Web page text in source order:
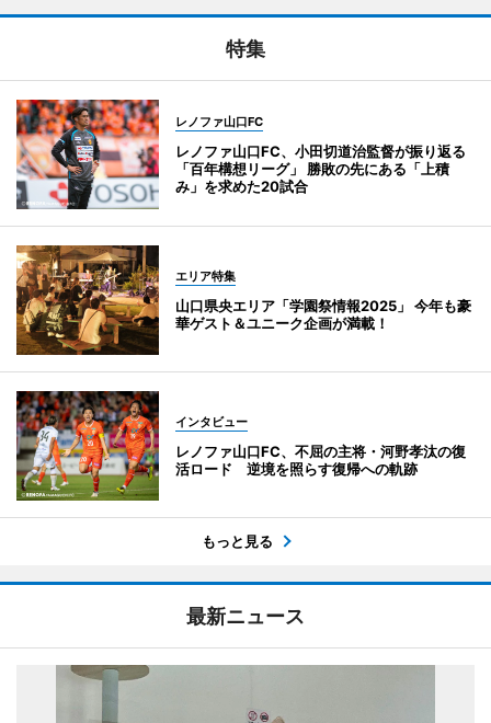
特集
レノファ山口FC
レノファ山口FC、小田切道治監督が振り返る
「百年構想リーグ」 勝敗の先にある「上積
み」を求めた20試合
エリア特集
山口県央エリア「学園祭情報2025」 今年も豪
華ゲスト＆ユニーク企画が満載！
インタビュー
レノファ山口FC、不屈の主将・河野孝汰の復
活ロード 逆境を照らす復帰への軌跡
もっと見る
最新ニュース